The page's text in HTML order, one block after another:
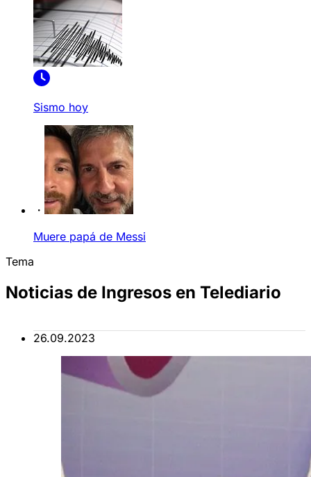
Sismo hoy
Muere papá de Messi
Tema
Noticias de Ingresos en Telediario
26.09.2023